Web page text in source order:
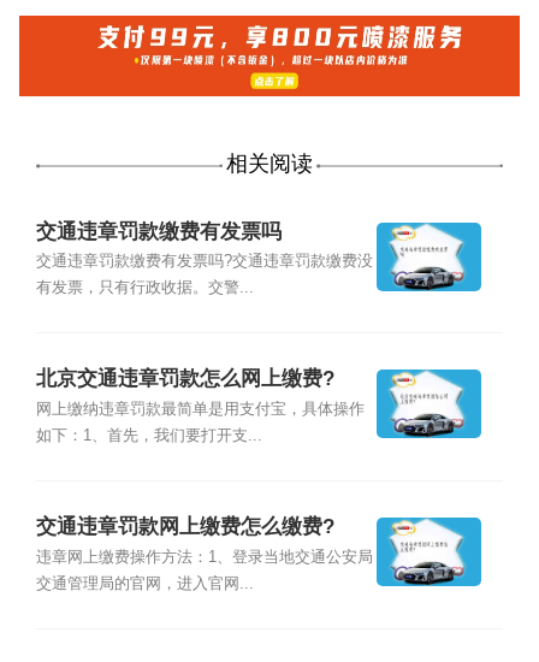
相关阅读
交通违章罚款缴费有发票吗
交通违章罚款缴费有发票吗?交通违章罚款缴费没
有发票，只有行政收据。交警...
北京交通违章罚款怎么网上缴费?
网上缴纳违章罚款最简单是用支付宝，具体操作
如下：1、首先，我们要打开支...
交通违章罚款网上缴费怎么缴费?
违章网上缴费操作方法：1、登录当地交通公安局
交通管理局的官网，进入官网...